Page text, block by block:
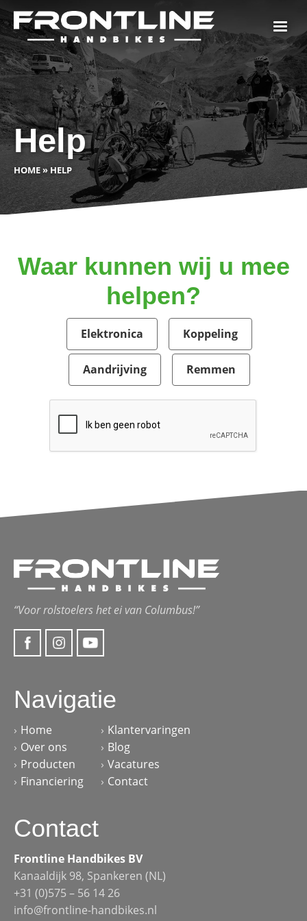
Help
HOME» HELP
Waar kunnen wij u mee
helpen?
Elektronica Koppeling
Aandrijving Remmen
“Voor rolstoelers het ei van Columbus!”
Navigatie
Home
Over ons
Producten
Financiering
Klantervaringen
Blog
Vacatures
Contact
Contact
Frontline Handbikes BV
Kanaaldijk 98, Spankeren (NL)
+31 (0)575 – 56 14 26
info@frontline-handbikes.nl